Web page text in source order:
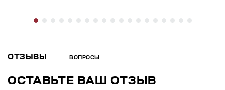
ОТЗЫВЫ ВОПРОСЫ
ОСТАВЬТЕ ВАШ ОТЗЫВ